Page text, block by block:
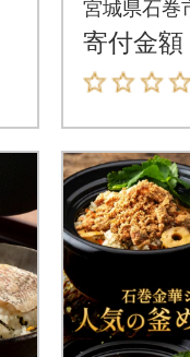
のお供
魚 タイ
宮城県石巻
寄付金額